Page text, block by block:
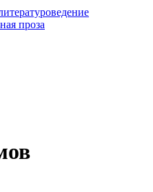
проза